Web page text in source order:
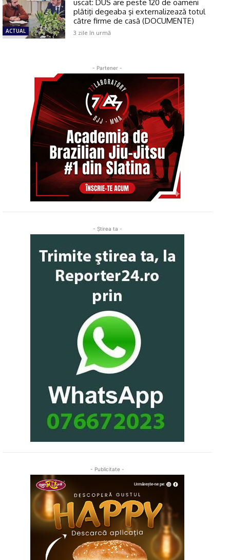
ACTUAL
uscat: DUS are peste 120 de oameni
plătiţi degeaba şi externalizează totul
către firme de casă (DOCUMENTE)
3 zile în urmă
- Partener -
- Ştirea ta -
- Publicitate -